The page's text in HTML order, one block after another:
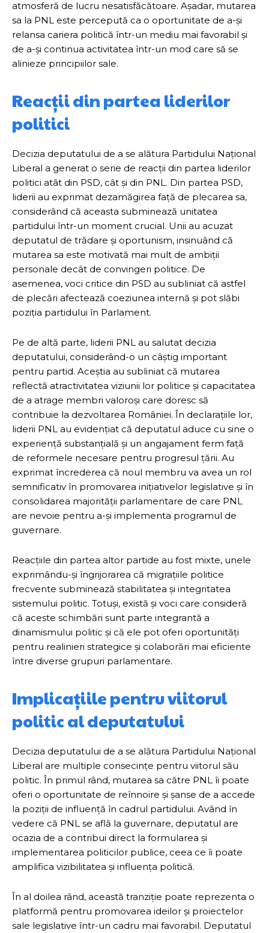
atmosferă de lucru nesatisfăcătoare. Așadar, mutarea
sa la PNL este percepută ca o oportunitate de a-și
relansa cariera politică într-un mediu mai favorabil și
de a-și continua activitatea într-un mod care să se
alinieze principiilor sale.
Reacții din partea liderilor
politici
Decizia deputatului de a se alătura Partidului Național
Liberal a generat o serie de reacții din partea liderilor
politici atât din PSD, cât și din PNL. Din partea PSD,
liderii au exprimat dezamăgirea față de plecarea sa,
considerând că aceasta subminează unitatea
partidului într-un moment crucial. Unii au acuzat
deputatul de trădare și oportunism, insinuând că
mutarea sa este motivată mai mult de ambiții
personale decât de convingeri politice. De
asemenea, voci critice din PSD au subliniat că astfel
de plecări afectează coeziunea internă și pot slăbi
poziția partidului în Parlament.
Pe de altă parte, liderii PNL au salutat decizia
deputatului, considerând-o un câștig important
pentru partid. Aceștia au subliniat că mutarea
reflectă atractivitatea viziunii lor politice și capacitatea
de a atrage membri valoroși care doresc să
contribuie la dezvoltarea României. În declarațiile lor,
liderii PNL au evidențiat că deputatul aduce cu sine o
experiență substanțială și un angajament ferm față
de reformele necesare pentru progresul țării. Au
exprimat încrederea că noul membru va avea un rol
semnificativ în promovarea inițiativelor legislative și în
consolidarea majorității parlamentare de care PNL
are nevoie pentru a-și implementa programul de
guvernare.
Reacțiile din partea altor partide au fost mixte, unele
exprimându-și îngrijorarea că migrațiile politice
frecvente subminează stabilitatea și integritatea
sistemului politic. Totuși, există și voci care consideră
că aceste schimbări sunt parte integrantă a
dinamismului politic și că ele pot oferi oportunități
pentru realinieri strategice și colaborări mai eficiente
între diverse grupuri parlamentare.
Implicațiile pentru viitorul
politic al deputatului
Decizia deputatului de a se alătura Partidului Național
Liberal are multiple consecințe pentru viitorul său
politic. În primul rând, mutarea sa către PNL îi poate
oferi o oportunitate de reînnoire și șanse de a accede
la poziții de influență în cadrul partidului. Având în
vedere că PNL se află la guvernare, deputatul are
ocazia de a contribui direct la formularea și
implementarea politicilor publice, ceea ce îi poate
amplifica vizibilitatea și influența politică.
În al doilea rând, această tranziție poate reprezenta o
platformă pentru promovarea ideilor și proiectelor
sale legislative într-un cadru mai favorabil. Deputatul